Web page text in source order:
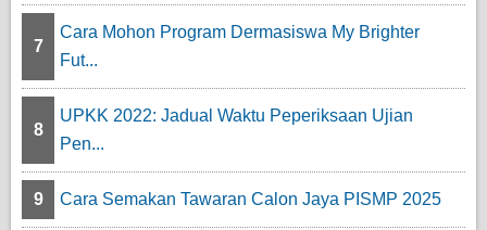
7
Cara Mohon Program Dermasiswa My Brighter
Fut...
8
UPKK 2022: Jadual Waktu Peperiksaan Ujian
Pen...
9 Cara Semakan Tawaran Calon Jaya PISMP 2025